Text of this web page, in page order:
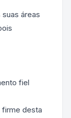
áreas
fiel
firme desta